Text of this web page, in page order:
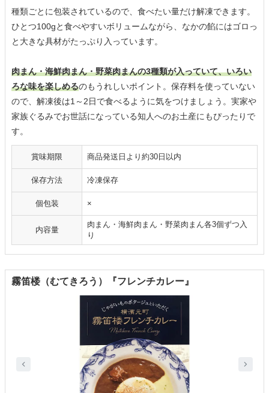
種類ごとに包装されているので、食べたい量だけ解凍できます。
ひとつ100gと食べやすいボリュームながら、なかの餡にはゴロっ
と大きな具材がたっぷり入っています。
肉まん・海鮮肉まん・野菜肉まんの3種類が入っていて、いろい
ろな味を楽しめるのもうれしいポイント。保存料を使っていない
ので、解凍後は1～2日で食べるように気をつけましょう。実家や
家族ぐるみでお世話になっている知人へのお土産にもぴったりで
す。
賞味期限 商品発送日より約30日以内
保存方法 冷凍保存
個包装 ×
内容量
肉まん・海鮮肉まん・野菜肉まん各3個ずつ入
り
霧笛楼（むてきろう）『フレンチカレー』